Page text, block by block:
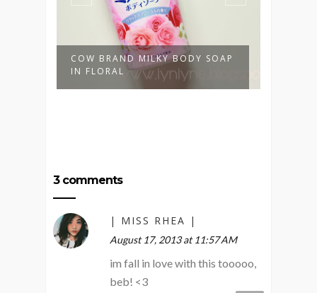
COW BRAND MILKY BODY SOAP
IN FLORAL
3 comments
| MISS RHEA |
August 17, 2013 at 11:57 AM
im fall in love with this tooooo,
beb! <3